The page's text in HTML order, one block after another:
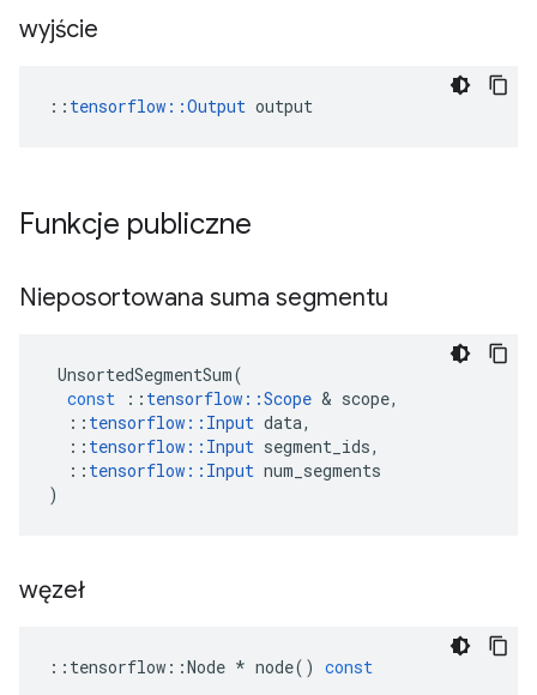
wyjście
:: tensorflow::Output output
Funkcje publiczne
Nieposortowana suma segmentu
UnsortedSegmentSum(
const
:: tensorflow ::Scope & scope,
:: tensorflow :: Input data,
:: tensorflow :: Input segment_ids,
:: tensorflow :: Input num_segments
)
węzeł
:: tensorflow ::Node * node() const